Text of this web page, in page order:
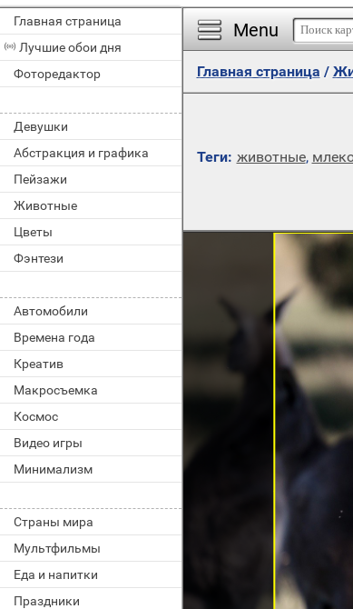
Главная страница
Лучшие обои дня
Фоторедактор
Девушки
Абстракция и графика
Пейзажи
Животные
Цветы
Фэнтези
Автомобили
Времена года
Креатив
Макросъемка
Космос
Видео игры
Минимализм
Страны мира
Мультфильмы
Еда и напитки
Праздники
Menu
Главная страница /
Теги: животные,